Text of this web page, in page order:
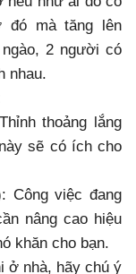
đó mà tăng lên
2 người có
nhau.
thoảng lắng
sẽ có ích cho
Công việc đang
nâng cao hiệu
khăn cho bạn.
ở nhà, hãy chú ý